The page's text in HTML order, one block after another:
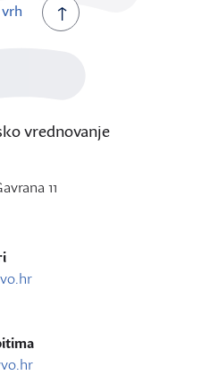
vrednovanje
11